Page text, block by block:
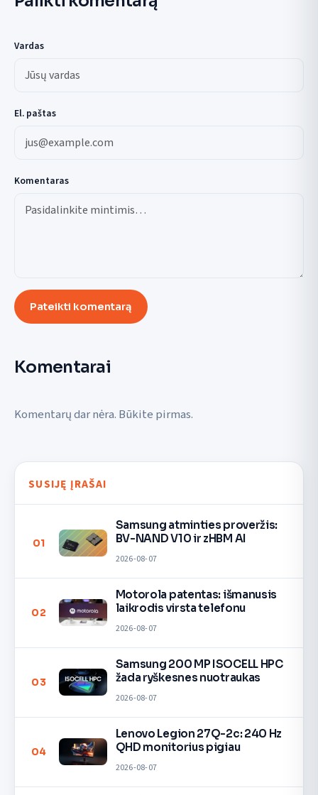
Vardas
El. paštas
Komentaras
Pateikti komentarą
Komentarai
Komentarų dar nėra. Būkite pirmas.
SUSIJĘ ĮRAŠAI
01
Samsung atminties proveržis:
BV-NAND V10 ir zHBM AI
2026-08-07
02
Motorola patentas: išmanusis
laikrodis virsta telefonu
2026-08-07
03
Samsung 200 MP ISOCELL HPC
žada ryškesnes nuotraukas
2026-08-07
04
Lenovo Legion 27Q-2c: 240 Hz
QHD monitorius pigiau
2026-08-07